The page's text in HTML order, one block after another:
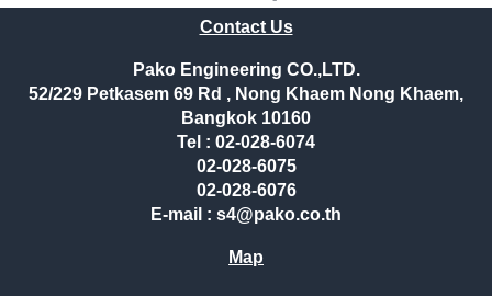
Contact Us
Pako Engineering CO.,LTD.
52/229 Petkasem 69 Rd , Nong Khaem Nong Khaem,
Bangkok 10160
Tel : 02-028-6074
02-028-6075
02-028-6076
E-mail : s4@pako.co.th
Map